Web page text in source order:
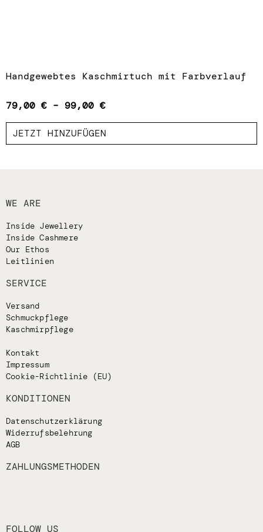
Handgewebtes Kaschmirtuch mit Farbverlauf
79,00 € – 99,00 €
JETZT HINZUFÜGEN
WE ARE
Inside Jewellery
Inside Cashmere
Our Ethos
Leitlinien
SERVICE
Versand
Schmuckpflege
Kaschmirpflege
Kontakt
Impressum
Cookie-Richtlinie (EU)
KONDITIONEN
Datenschutzerklärung
Widerrufsbelehrung
AGB
ZAHLUNGSMETHODEN
FOLLOW US